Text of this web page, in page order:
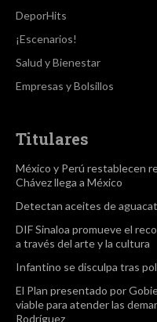
DeporHits
¡Escenarios!
Salud y Bienestar
Empresas y Bolsillos
Titulares
México y Perú restablecen
Chávez llega a México
Detectan aceites de
DIF Sinaloa promueve el
a través del arte y la cultura
Infantino se disculpa tras
El Plan presentado por
viable para atender las
Rodríguez